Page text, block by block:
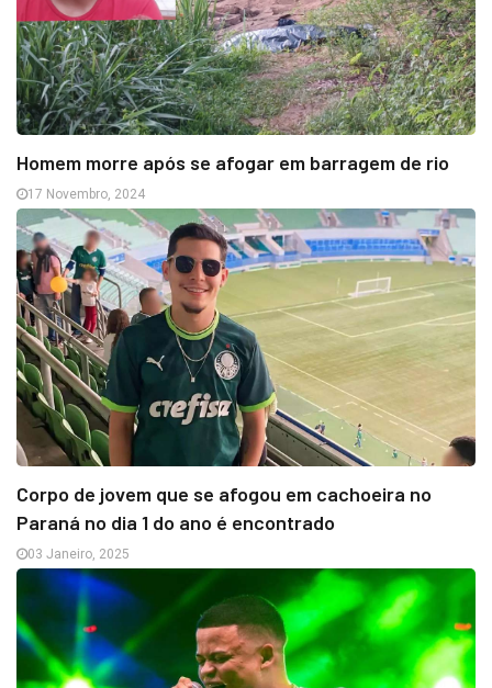
Homem morre após se afogar em barragem de rio
17 Novembro, 2024
Corpo de jovem que se afogou em cachoeira no
Paraná no dia 1 do ano é encontrado
03 Janeiro, 2025